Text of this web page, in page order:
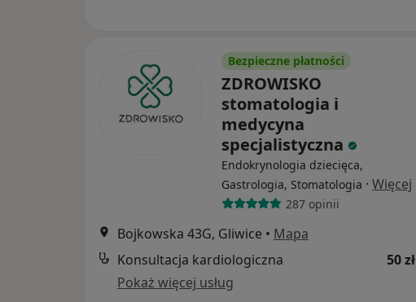
Bezpieczne płatności
ZDROWISKO
stomatologia i
medycyna
specjalistyczna
Endokrynologia dziecięca,
Gastrologia, Stomatologia · Więcej
287 opinii
Bojkowska 43G, Gliwice • Mapa
Konsultacja kardiologiczna
50 zł
Pokaż więcej usług